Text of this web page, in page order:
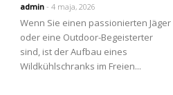
admin - 4 maja, 2026
Wenn Sie einen passionierten Jäger
oder eine Outdoor-Begeisterter
sind, ist der Aufbau eines
Wildkühlschranks im Freien...